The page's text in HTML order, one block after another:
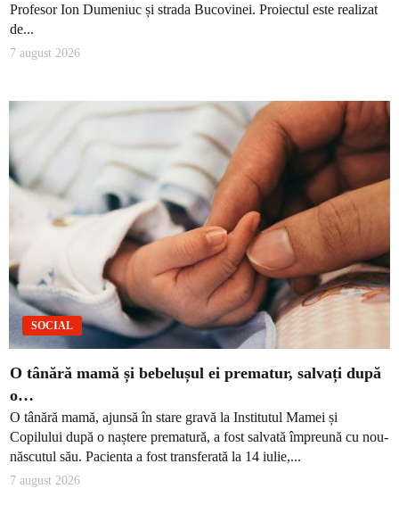
Profesor Ion Dumeniuc și strada Bucovinei. Proiectul este realizat
de...
7 august 2026
SOCIAL
O tânără mamă și bebelușul ei prematur, salvați după
o…
O tânără mamă, ajunsă în stare gravă la Institutul Mamei și
Copilului după o naștere prematură, a fost salvată împreună cu nou-
născutul său. Pacienta a fost transferată la 14 iulie,...
7 august 2026